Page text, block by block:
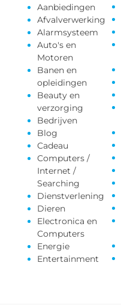
Aanbiedingen
Afvalverwerking
Alarmsysteem
Auto's en
Motoren
Banen en
opleidingen
Beauty en
verzorging
Bedrijven
Blog
Cadeau
Computers /
Internet /
Searching
Dienstverlening
Dieren
Electronica en
Computers
Energie
Entertainment